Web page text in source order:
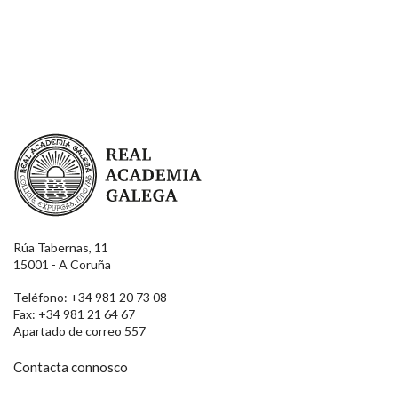
Real Academia Galega
Rúa Tabernas, 11
15001 - A Coruña
Teléfono: +34 981 20 73 08
Fax: +34 981 21 64 67
Apartado de correo 557
Contacta connosco